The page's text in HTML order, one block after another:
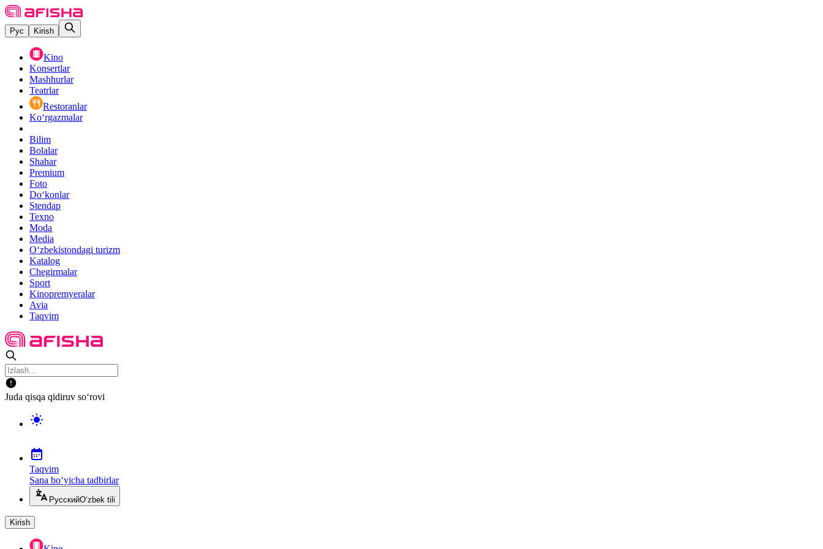
Рус Kirish
Kino
Konsertlar
Mashhurlar
Teatrlar
Restoranlar
Ko‘rgazmalar
Bilim
Bolalar
Shahar
Premium
Foto
Do‘konlar
Stendap
Texno
Moda
Media
O‘zbekistondagi turizm
Katalog
Chegirmalar
Sport
Kinopremyeralar
Avia
Taqvim
Juda qisqa qidiruv so‘rovi
Taqvim
Sana bo‘yicha tadbirlar
РусскийO‘zbek tili
Kirish